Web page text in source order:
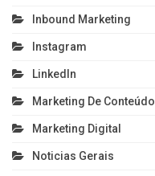
Inbound Marketing
Instagram
LinkedIn
Marketing De Conteúdo
Marketing Digital
Noticias Gerais